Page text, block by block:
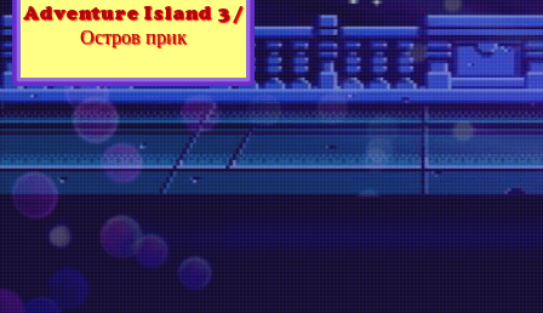
Adventure Island 3 /
Остров прик